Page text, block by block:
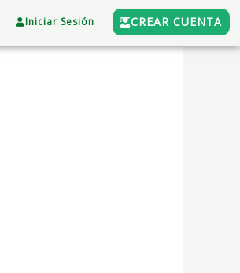
Iniciar Sesión CREAR CUENTA